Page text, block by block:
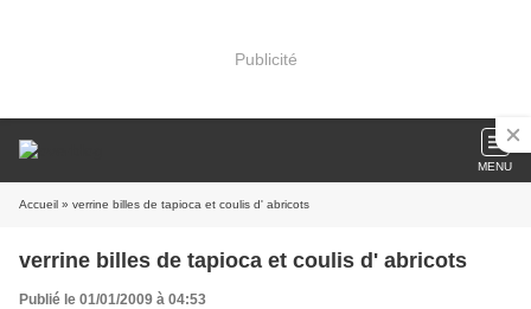
Publicité
MENU
Accueil » verrine billes de tapioca et coulis d' abricots
verrine billes de tapioca et coulis d' abricots
Publié le 01/01/2009 à 04:53